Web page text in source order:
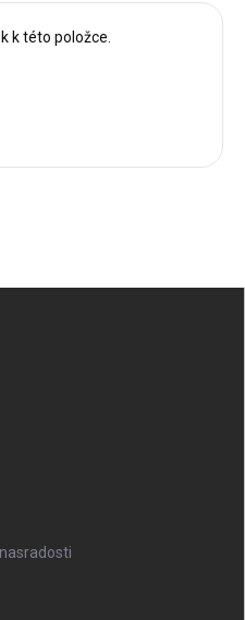
k této položce.